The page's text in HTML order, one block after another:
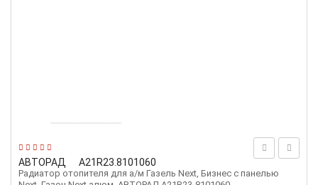
АВТОРАД A21R23.8101060
Радиатор отопителя для а/м Газель Next, Бизнес с панелью